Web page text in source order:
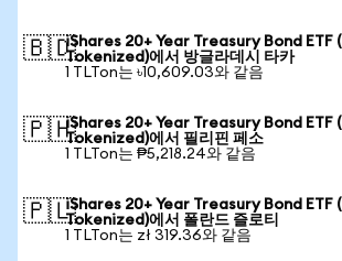
🇧🇩iShares 20+ Year Treasury Bond ETF
Tokenized)에서 방글라데시 타카
1 TLTon는 ৳10,609.03와 같음
🇵🇭iShares 20+ Year Treasury Bond ETF
Tokenized)에서 필리핀 페소
1 TLTon는 ₱5,218.24와 같음
🇵🇱iShares 20+ Year Treasury Bond ETF
Tokenized)에서 폴란드 즐로티
1 TLTon는 zł 319.36와 같음